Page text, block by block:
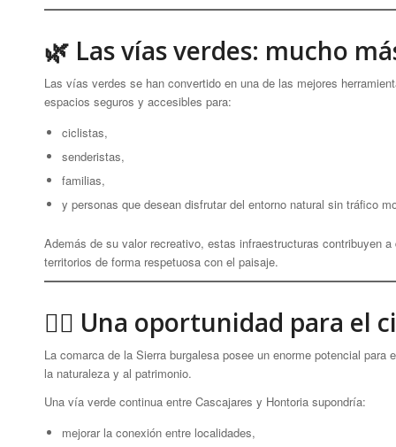
🌿 Las vías verdes: mucho
Las vías verdes se han convertido en una de las mejores
espacios seguros y accesibles para:
ciclistas,
senderistas,
familias,
y personas que desean disfrutar del entorno natural sin tráfico
Además de su valor recreativo, estas infraestructuras contribuyen
territorios de forma respetuosa con el paisaje.
🚴‍♀️ Una oportunidad para el
La comarca de la Sierra burgalesa posee un enorme potencial
la naturaleza y al patrimonio.
Una vía verde continua entre Cascajares y Hontoria supondría:
mejorar la conexión entre localidades,